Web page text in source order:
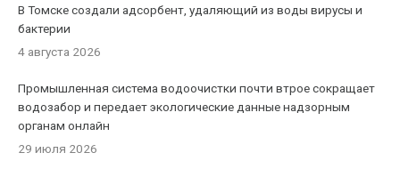
В Томске создали адсорбент, удаляющий из воды вирусы и
бактерии
4 августа 2026
Промышленная система водоочистки почти втрое сокращает
водозабор и передает экологические данные надзорным
органам онлайн
29 июля 2026